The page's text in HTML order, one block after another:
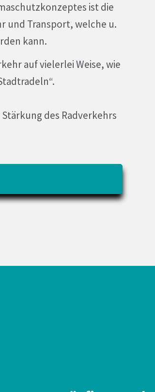
ist die
und Transport, welche u.
kann.
auf vielerlei Weise, wie
des Radverkehrs